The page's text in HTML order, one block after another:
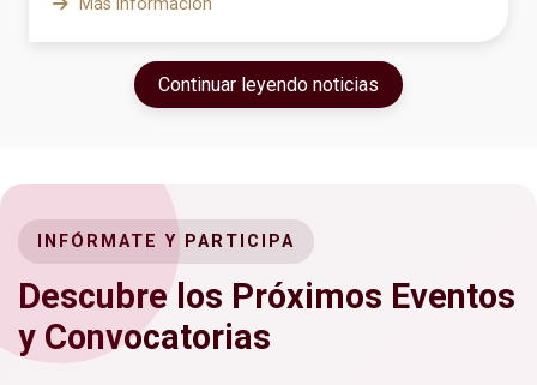
Más información
Continuar leyendo noticias
INFÓRMATE Y PARTICIPA
Descubre los Próximos Eventos
y Convocatorias